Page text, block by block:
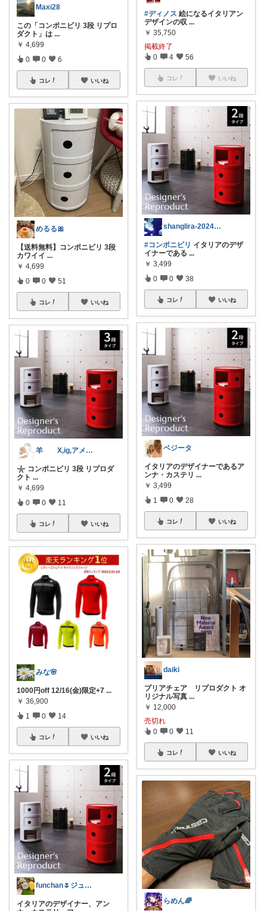
Maxi28
この「コンポニビリ 3段 リプロ
ダクト」は ...
￥ 4,699
0 0 6
コレ いいね
めるる🎀
【送料無料】コンポニビリ 3段
カワイイ ...
￥ 4,699
0 0 51
コレ いいね
羊 X,ig,アメブロ
𓇼 コンポニビリ 3段 リプロダ
クト ...
￥ 4,699
0 0 11
コレ いいね
みな🌸
1000円off 12/16(金)限定+7 ...
￥ 36,900
1 0 14
コレ いいね
funchan🌷ジュエリー/インテリア
イタリアのデザイナー、アン
#ディノス 絵になるイタリアン
デザインの収 ...
￥ 35,750
掲載終了
0 4 56
コレ いいね
shanglira-2024年のお買い物
#コンポニビリ イタリアのデザ
イナーである ...
￥ 3,499
0 0 38
コレ いいね
ベジータ
イタリアのデザイナーであるア
ンナ・カステリ ...
￥ 3,499
1 0 28
コレ いいね
daiki
プリアチェア リプロダクト オ
リジナル写真 ...
￥ 12,000
売切れ
0 0 11
コレ いいね
らめん🌈